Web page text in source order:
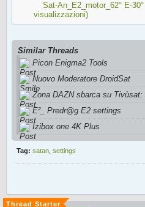
Sat-An_E2_motor_62° E-
visualizzazioni)
Similar Threads
Picon Enigma2 Tools
Nuovo Moderatore DroidSat
E²_ Predr@g E2 settings
Izibox one 4K Plus
Tag: satan settings